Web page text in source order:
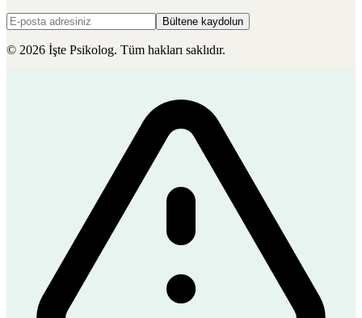
Bültene kaydolun
© 2026 İşte Psikolog. Tüm hakları saklıdır.